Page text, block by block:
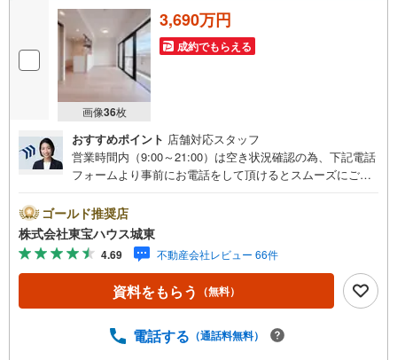
画像36枚
3,690万円
成約でもらえる
おすすめポイント 店舗対応スタッフ
営業時間内（9:00～21:00）は空き状況確認の為、下記電話
フォームより事前にお電話をして頂けるとスムーズにご案
カレンダーの作成▽ご購入後もお客様の人生のパートナー
として暮らしの「安心」を守り続けます。【Yahoo！ 不動
産キャンペーン対象店舗】当店で物件を成約するとPayPay
ボーナスライトがもらえる「Yahoo！ 不動産 物件ご成約キ
ャンペーン」の対象になります。「資料をもらう」「見学
予約をする」ボタンからお問い合わせください。※必ずYah
スライトは出金と譲渡はできません。ご案内・詳細な資料
ゴールド推奨店
株式会社東宝ハウス城東
4.69 不動産会社レビュー 66件
資料をもらう （無料）
電話する （通話料無料）